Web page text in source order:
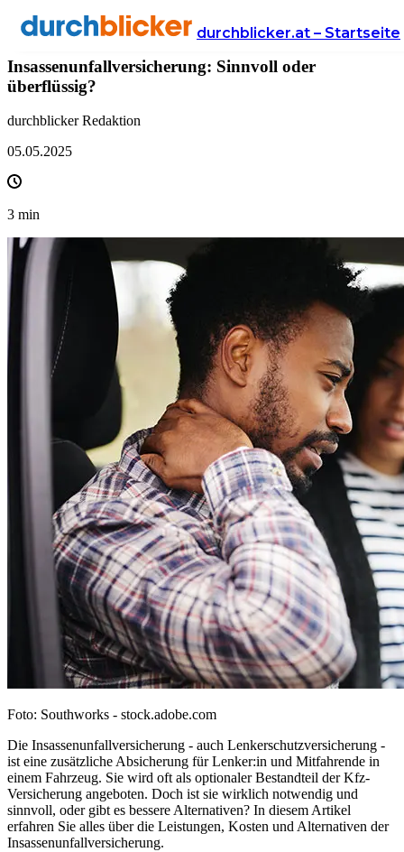
durchblicker.at – Startseite
News Versicherung autoversicherung
Insassenunfallversicherung: Sinnvoll oder
überflüssig?
durchblicker Redaktion
05.05.2025
3 min
Foto: Southworks - stock.adobe.com
Die Insassenunfallversicherung - auch Lenkerschutzversicherung -
ist eine zusätzliche Absicherung für Lenker:in und Mitfahrende in
einem Fahrzeug. Sie wird oft als optionaler Bestandteil der Kfz-
Versicherung angeboten. Doch ist sie wirklich notwendig und
sinnvoll, oder gibt es bessere Alternativen? In diesem Artikel
erfahren Sie alles über die Leistungen, Kosten und Alternativen der
Insassenunfallversicherung.